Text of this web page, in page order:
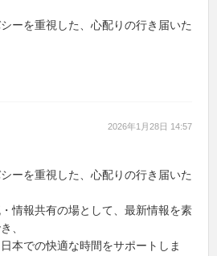
ーを重視した、心配りの行き届いた
2026年1月28日 14:57
ーを重視した、心配りの行き届いた
情報共有の場として、最新情報を素
、
本での快適な時間をサポートしま